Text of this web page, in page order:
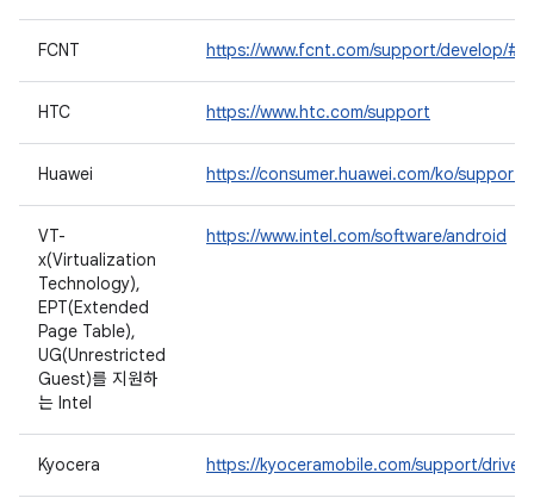
FCNT https://www.fcnt.com/support/develop/
HTC https://www.htc.com/support
Huawei https://consumer.huawei.com/ko/support/
VT-
x(Virtualization
Technology),
EPT(Extended
Page Table),
UG(Unrestricted
Guest)를 지원하
는 Intel
https://www.intel.com/software/android
Kyocera https://kyoceramobile.com/support/